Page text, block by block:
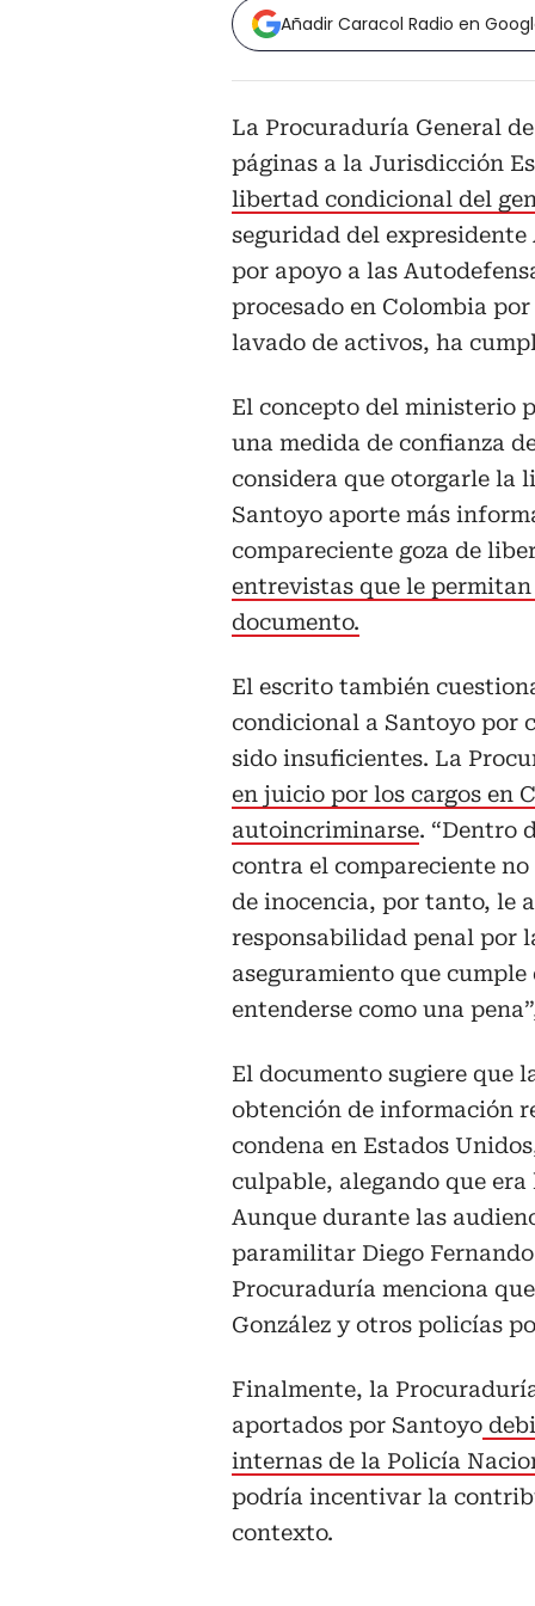
Añadir Caracol Radio en
La Procuraduría General
páginas a la Jurisdicción
libertad condicional del
seguridad del
por apoyo a las
procesado en Colombia
lavado de activos, ha
El concepto del ministerio
una medida de confianza
considera que otorgarle la
Santoyo aporte más
compareciente goza de
entrevistas que le
documento.
El escrito también
condicional a Santoyo por
sido insuficientes. La
en juicio por los cargos en
autoincriminarse. “Dentro
contra el compareciente
de inocencia, por tanto, le
responsabilidad penal por
aseguramiento que cumple
entenderse como una
El documento sugiere que
obtención de información
condena en Estados
culpable, alegando que
Aunque durante las
paramilitar Diego
Procuraduría menciona
González y otros policías
Finalmente, la
aportados por Santoyo
internas de la Policía
podría incentivar la
contexto.